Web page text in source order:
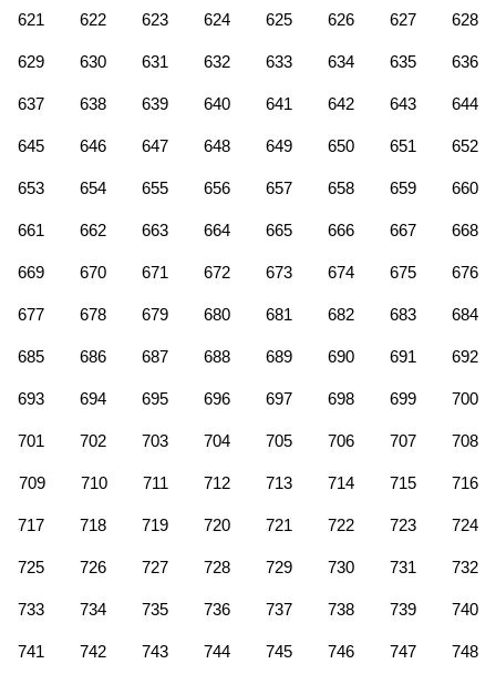
621 622 623 624 625 626 627 628
629 630 631 632 633 634 635 636
637 638 639 640 641 642 643 644
645 646 647 648 649 650 651 652
653 654 655 656 657 658 659 660
661 662 663 664 665 666 667 668
669 670 671 672 673 674 675 676
677 678 679 680 681 682 683 684
685 686 687 688 689 690 691 692
693 694 695 696 697 698 699 700
701 702 703 704 705 706 707 708
709 710 711 712 713 714 715 716
717 718 719 720 721 722 723 724
725 726 727 728 729 730 731 732
733 734 735 736 737 738 739 740
741 742 743 744 745 746 747 748